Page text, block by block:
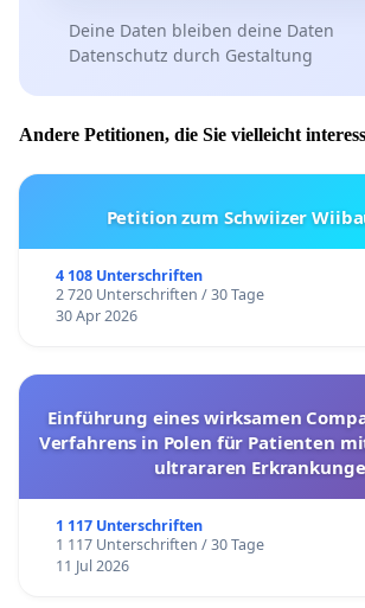
Deine Daten bleiben deine Daten
Datenschutz durch Gestaltung
Andere Petitionen, die Sie vielleicht
Petition zum Schwiizer
4 108 Unterschriften
2 720 Unterschriften / 30 Tage
30 Apr 2026
Einführung eines wirksamen
Verfahrens in Polen für Patienten
ultrararen
1 117 Unterschriften
1 117 Unterschriften / 30 Tage
11 Jul 2026